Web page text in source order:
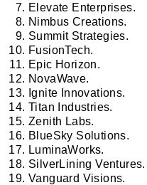
Elevate Enterprises.
Nimbus Creations.
Summit Strategies.
FusionTech.
Epic Horizon.
NovaWave.
Ignite Innovations.
Titan Industries.
Zenith Labs.
BlueSky Solutions.
LuminaWorks.
SilverLining Ventures.
Vanguard Visions.